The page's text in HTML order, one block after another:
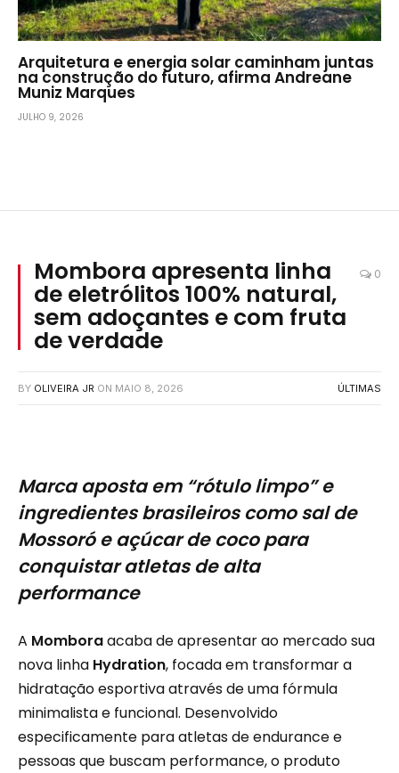
Arquitetura e energia solar caminham juntas
na construção do futuro, afirma Andreane
Muniz Marques
JULHO 9, 2026
Mombora apresenta linha
de eletrólitos 100% natural,
sem adoçantes e com fruta
de verdade
0
BY OLIVEIRA JR ON MAIO 8, 2026 ÚLTIMAS
Marca aposta em “rótulo limpo” e
ingredientes brasileiros como sal de
Mossoró e açúcar de coco para
conquistar atletas de alta
performance
A Momboraacaba de apresentar ao mercado sua
nova linha Hydration, focada em transformar a
hidratação esportiva através de uma fórmula
minimalista e funcional. Desenvolvido
especificamente para atletas de endurance e
pessoas que buscam performance, o produto